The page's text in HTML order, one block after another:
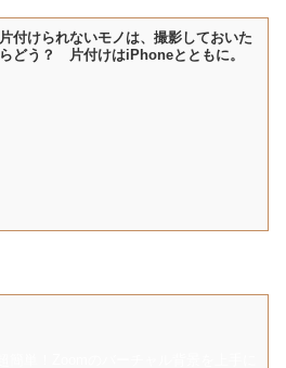
片付けられないモノは、撮影しておいた
らどう？ 片付けはiPhoneとともに。